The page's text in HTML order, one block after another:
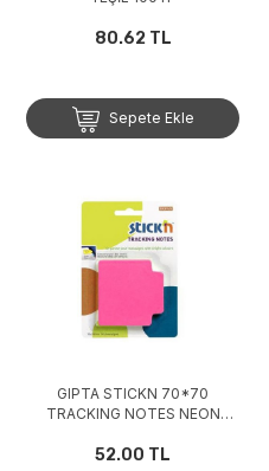
80.62 TL
Sepete Ekle
GIPTA STICKN 70*70
TRACKING NOTES NEON
52.00 TL